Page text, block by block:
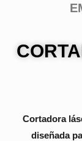
Cortadora
diseñada